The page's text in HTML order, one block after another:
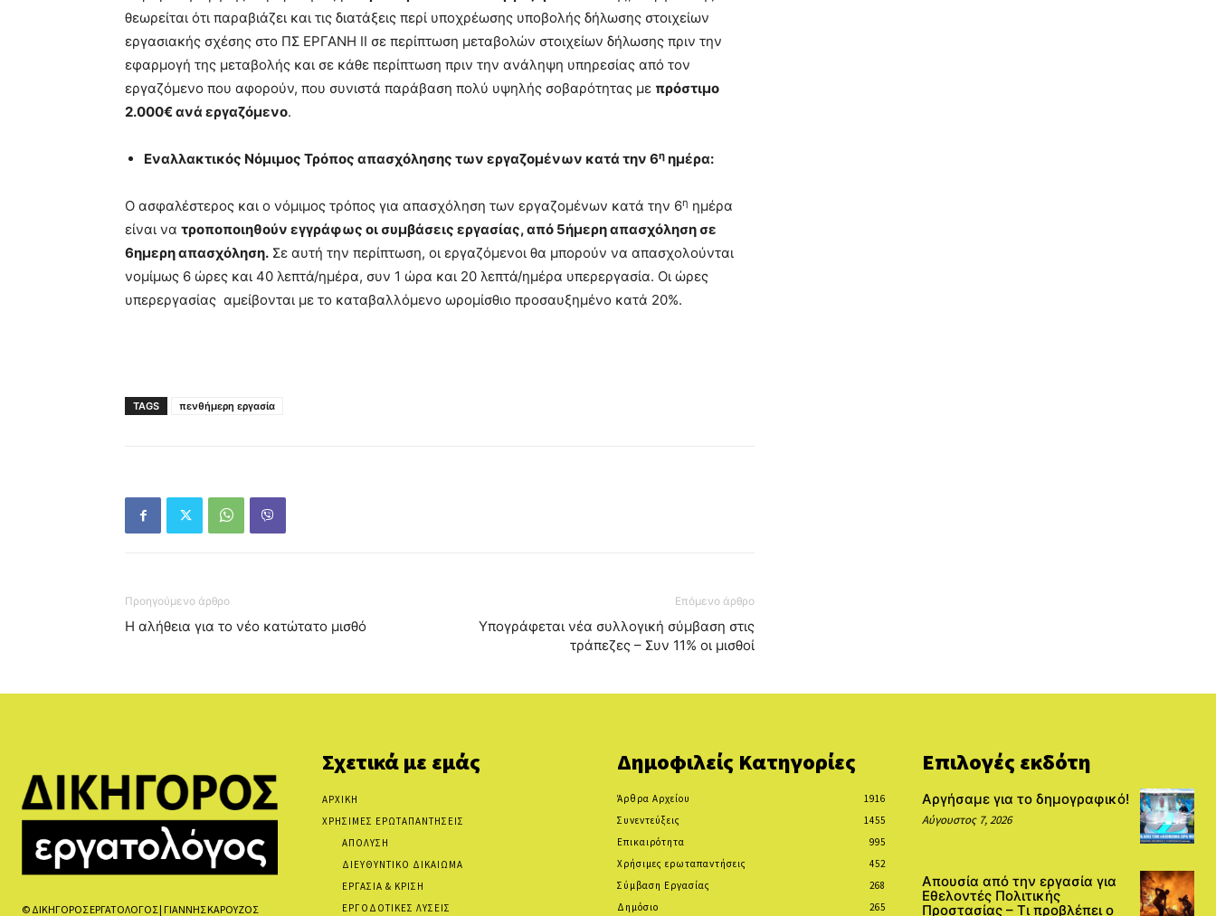
θεωρείται ότι παραβιάζει και τις διατάξεις περί υποχρέωσης υποβολής δήλωσης στοιχείων
εργασιακής σχέσης στο ΠΣ ΕΡΓΑΝΗ ΙΙ σε περίπτωση μεταβολών στοιχείων δήλωσης πριν την
εφαρμογή της μεταβολής και σε κάθε περίπτωση πριν την ανάληψη υπηρεσίας από τον
εργαζόμενο που αφορούν, που συνιστά παράβαση πολύ υψηλής σοβαρότητας με πρόστιμο
2.000€ ανά εργαζόμενο.
Εναλλακτικός Νόμιμος Τρόπος απασχόλησης των εργαζομένων κατά την 6η ημέρα:
Ο ασφαλέστερος και ο νόμιμος τρόπος για απασχόληση των εργαζομένων κατά την 6η ημέρα
είναι να τροποποιηθούν εγγράφως οι συμβάσεις εργασίας, από 5ήμερη απασχόληση σε
6ημερη απασχόληση. Σε αυτή την περίπτωση, οι εργαζόμενοι θα μπορούν να απασχολούνται
νομίμως 6 ώρες και 40 λεπτά/ημέρα, συν 1 ώρα και 20 λεπτά/ημέρα υπερεργασία. Οι ώρες
υπερεργασίας αμείβονται με το καταβαλλόμενο ωρομίσθιο προσαυξημένο κατά 20%.
TAGS πενθήμερη εργασία
Προηγούμενο άρθρο
Η αλήθεια για το νέο κατώτατο μισθό
Επόμενο άρθρο
Υπογράφεται νέα συλλογική σύμβαση στις
τράπεζες – Συν 11% οι μισθοί
© ΔΙΚΗΓΟΡΟΣ ΕΡΓΑΤΟΛΟΓΟΣ | ΓΙΑΝΝΗΣ ΚΑΡΟΥΖΟΣ
Σχετικά με εμάς
ΑΡΧΙΚΗ
ΧΡΗΣΙΜΕΣ ΕΡΩΤΑΠΑΝΤΗΣΕΙΣ
ΑΠΟΛΥΣΗ
ΔΙΕΥΘΥΝΤΙΚΟ ΔΙΚΑΙΩΜΑ
ΕΡΓΑΣΙΑ & ΚΡΙΣΗ
ΕΡΓΟΔΟΤΙΚΕΣ ΛΥΣΕΙΣ
Δημοφιλείς Κατηγορίες
Άρθρα Αρχείου
1916
Συνεντεύξεις
1455
Επικαιρότητα
995
Χρήσιμες ερωταπαντήσεις
452
Σύμβαση Εργασίας
268
Δημόσιο
265
Επιλογές εκδότη
Αργήσαμε για το δημογραφικό!
Αύγουστος 7, 2026
Απουσία από την εργασία για
Εθελοντές Πολιτικής
Προστασίας – Τι προβλέπει ο